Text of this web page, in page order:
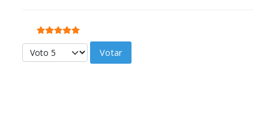
Ratio:5/5
Por favor, vote